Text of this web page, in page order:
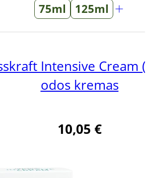
75ml 125ml
Intensive Cream
odos kremas
10,05 €